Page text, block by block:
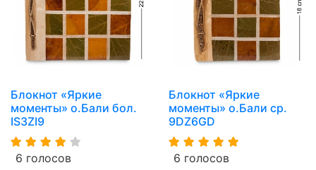
Блокнот «Яркие
моменты» о.Бали бол.
IS3ZI9
6 голосов
Блокнот «Яркие
моменты» о.Бали ср.
9DZ6GD
6 голосов